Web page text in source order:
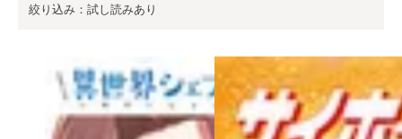
絞り込み：試し読みあり